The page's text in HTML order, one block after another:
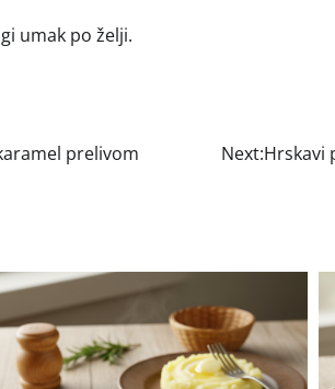
umak po želji.
prelivom Next:Hrskavi